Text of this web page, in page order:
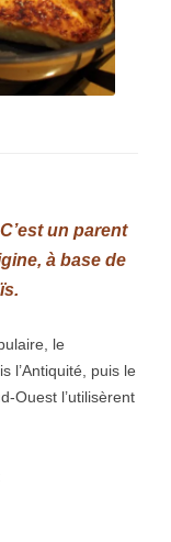
un parent
à base de
le
l’Antiquité, puis le
Ouest l’utilisèrent